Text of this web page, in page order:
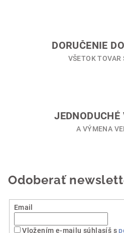
y
v
ý
u
DORUČENIE
VŠETOK TOVAR
JEDNODUCHÉ
A VÝMENA
Odoberať
Email
Vložením e-mailu súhlasíš s